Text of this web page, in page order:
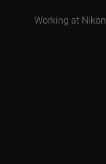
Working at Nikon